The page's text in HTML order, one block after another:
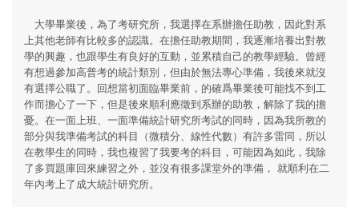
大學畢業後，為了考研究所，我選擇在系辦擔任助教，因此對系
上其他老師有比較多的認識。在擔任助教期間，我逐漸培養出對教
學的興趣，也跟學生有良好的互動，並累積自己的教學經驗。曾經
有想過參加高普考的統計類別，但由於無法專心準備，我後來就沒
有選擇公職了。回想當初面臨畢業前，的確爲畢業後可能找不到工
作而擔心了一下，但是後來順利應徵到系辦的助教，解除了我的擔
憂。在一面上班、一面準備統計研究所考試的同時，因為我所教的
部分與我準備考試的科目（微積分、線性代數）有許多雷同，所以
在教學生的同時，我也複習了我要考的科目，可能因為如此，我除
了多買題庫回來練習之外，並沒有很多課堂外的準備， 就順利在二
年內考上了成大統計研究所。